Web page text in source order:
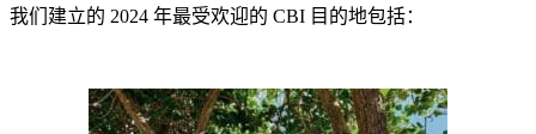
我们建立的 2024 年最受欢迎的 CBI 目的地包括：